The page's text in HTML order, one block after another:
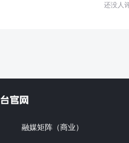
还没人
融媒矩阵（商业）